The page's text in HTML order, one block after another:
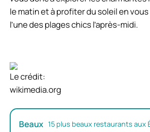
le matin et à profiter du soleil en
l’une des plages chics l’après-midi.
Le crédit:
wikimedia.org
Beaux 15 plus beaux restaurants aux